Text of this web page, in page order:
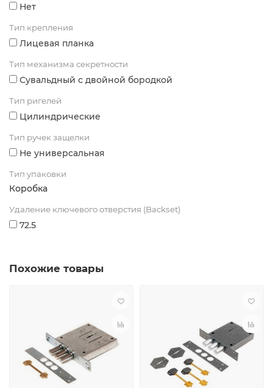
Нет
Тип крепления
Лицевая планка
Тип механизма секретности
Сувальдный с двойной бородкой
Тип ригелей
Цилиндрические
Тип ручек защелки
Не универсальная
Тип упаковки
Коробка
Удаление ключевого отверстия (Backset)
72.5
Похожие товары